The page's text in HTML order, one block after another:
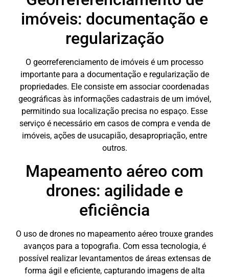
imóveis: documentação e
regularização
O georreferenciamento de imóveis é um processo
importante para a documentação e regularização de
propriedades. Ele consiste em associar coordenadas
geográficas às informações cadastrais de um imóvel,
permitindo sua localização precisa no espaço. Esse
serviço é necessário em casos de compra e venda de
imóveis, ações de usucapião, desapropriação, entre
outros.
Mapeamento aéreo com
drones: agilidade e
eficiência
O uso de drones no mapeamento aéreo trouxe grandes
avanços para a topografia. Com essa tecnologia, é
possível realizar levantamentos de áreas extensas de
forma ágil e eficiente, capturando imagens de alta